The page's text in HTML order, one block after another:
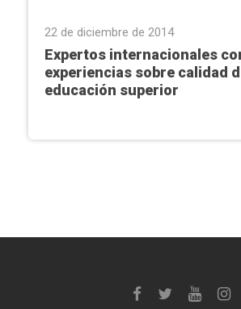
22 de diciembre de 2014
Expertos internacionales
experiencias sobre calidad
educación superior